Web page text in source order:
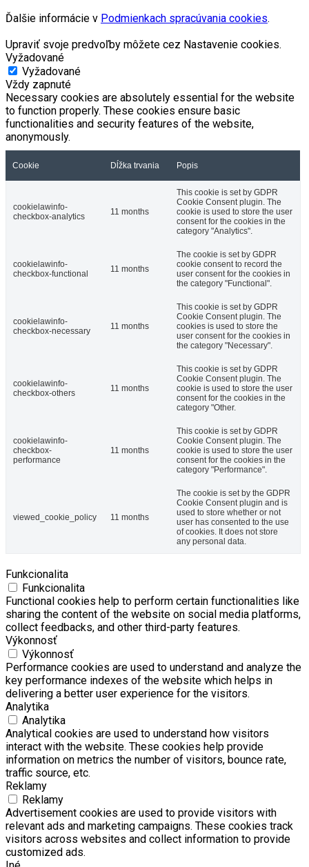
Ďalšie informácie v Podmienkach spracúvania cookies.
Upraviť svoje predvoľby môžete cez Nastavenie cookies.
Vyžadované
Vyžadované
Vždy zapnuté
Necessary cookies are absolutely essential for the website
to function properly. These cookies ensure basic
functionalities and security features of the website,
anonymously.
Cookie Dĺžka trvania Popis
cookielawinfo-
checkbox-analytics
11 months
This cookie is set by GDPR
Cookie Consent plugin. The
cookie is used to store the user
consent for the cookies in the
category "Analytics".
cookielawinfo-
checkbox-functional
11 months
The cookie is set by GDPR
cookie consent to record the
user consent for the cookies in
the category "Functional".
cookielawinfo-
checkbox-necessary
11 months
This cookie is set by GDPR
Cookie Consent plugin. The
cookies is used to store the
user consent for the cookies in
the category "Necessary".
cookielawinfo-
checkbox-others
11 months
This cookie is set by GDPR
Cookie Consent plugin. The
cookie is used to store the user
consent for the cookies in the
category "Other.
cookielawinfo-
checkbox-
performance
11 months
This cookie is set by GDPR
Cookie Consent plugin. The
cookie is used to store the user
consent for the cookies in the
category "Performance".
viewed_cookie_policy 11 months
The cookie is set by the GDPR
Cookie Consent plugin and is
used to store whether or not
user has consented to the use
of cookies. It does not store
any personal data.
Funkcionalita
Funkcionalita
Functional cookies help to perform certain functionalities like
sharing the content of the website on social media platforms,
collect feedbacks, and other third-party features.
Výkonnosť
Výkonnosť
Performance cookies are used to understand and analyze the
key performance indexes of the website which helps in
delivering a better user experience for the visitors.
Analytika
Analytika
Analytical cookies are used to understand how visitors
interact with the website. These cookies help provide
information on metrics the number of visitors, bounce rate,
traffic source, etc.
Reklamy
Reklamy
Advertisement cookies are used to provide visitors with
relevant ads and marketing campaigns. These cookies track
visitors across websites and collect information to provide
customized ads.